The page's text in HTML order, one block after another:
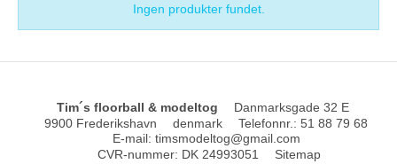
Ingen produkter fundet.
Tim´s floorball & modeltog
Danmarksgade 32 E
9900 Frederikshavn
denmark Telefonnr. : 51 88 79 68
E-mail: timsmodeltog@gmail.com
CVR-nummer: DK 24993051 Sitemap